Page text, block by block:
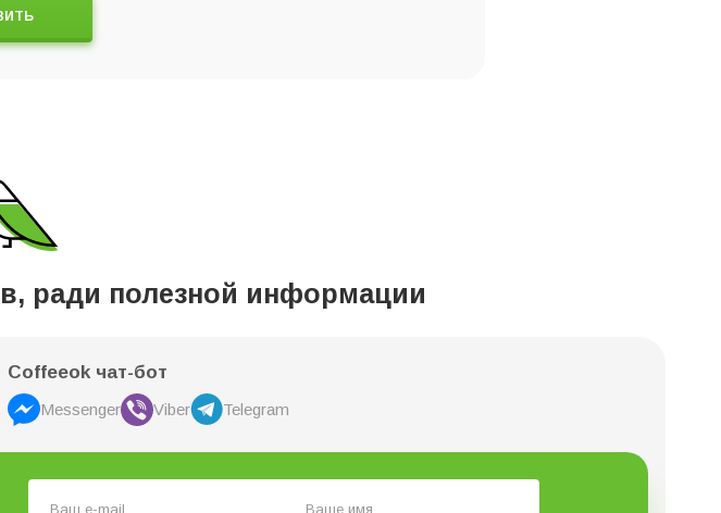
ради полезной информации
Coffeeok чат-бот
Messenger Viber Telegram